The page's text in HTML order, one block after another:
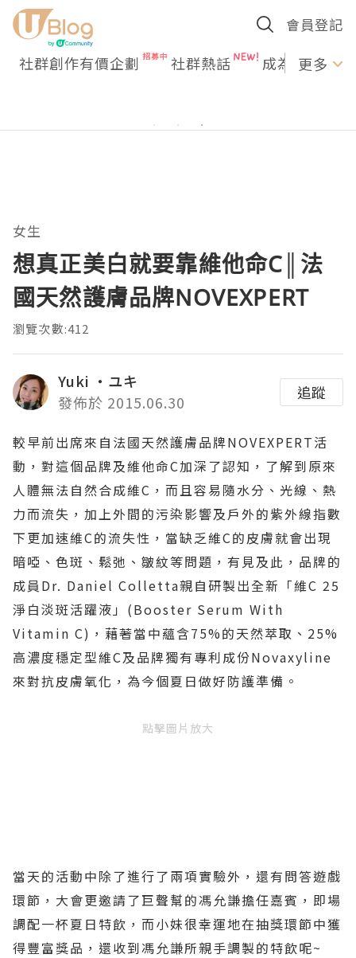
會員登記
社群創作有價企劃 社群熱話 成為U更多
女生
想真正美白就要靠維他命C║法
國天然護膚品牌NOVEXPERT
瀏覽次數:412
Yuki ‧ユキ
發佈於 2015.06.30
追蹤
較早前出席來自法國天然護膚品牌NOVEXPERT活
動，對這個品牌及維他命C加深了認知，了解到原來
人體無法自然合成維C，而且容易隨水分、光線、熱
力而流失，加上外間的污染影響及戶外的紫外線指數
下更加速維C的流失性，當缺乏維C的皮膚就會出現
暗啞、色斑、鬆弛、皺紋等問題，有見及此，品牌的
成員Dr. Daniel Colletta親自研製出全新「維C 25
淨白淡斑活躍液」(Booster Serum With
Vitamin C)，藉著當中蘊含75%的天然萃取、25%
高濃度穩定型維C及品牌獨有專利成份Novaxyline
來對抗皮膚氧化，為今個夏日做好防護準備。
點擊圖片放大
當天的活動中除了進行了兩項實驗外，還有問答遊戲
環節，大會更邀請了巨聲幫的馮允謙擔任嘉賓，即場
調配一杯夏日特飲，而小妹很幸運地在抽獎環節中獲
得豐富獎品，還收到馮允謙所親手調製的特飲呢~